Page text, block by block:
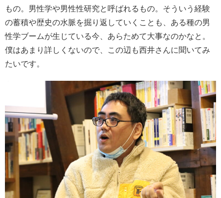
もの。男性学や男性性研究と呼ばれるもの。そういう経験
の蓄積や歴史の水脈を掘り返していくことも、ある種の男
性学ブームが生じている今、あらためて大事なのかなと。
僕はあまり詳しくないので、この辺も西井さんに聞いてみ
たいです。